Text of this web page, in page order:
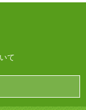
て